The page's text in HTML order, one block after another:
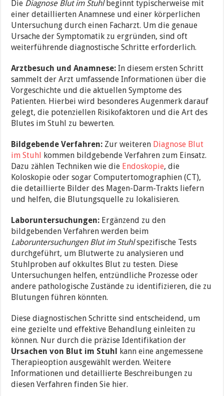
Die Diagnose Blut im Stuhlbeginnt typischerweise mit
einer detaillierten Anamnese und einer körperlichen
Untersuchung durch einen Facharzt. Um die genaue
Ursache der Symptomatik zu ergründen, sind oft
weiterführende diagnostische Schritte erforderlich.
Arztbesuch und Anamnese: In diesem ersten Schritt
sammelt der Arzt umfassende Informationen über die
Vorgeschichte und die aktuellen Symptome des
Patienten. Hierbei wird besonderes Augenmerk darauf
gelegt, die potenziellen Risikofaktoren und die Art des
Blutes im Stuhl zu bewerten.
Bildgebende Verfahren: Zur weiteren Diagnose Blut
im Stuhl kommen bildgebende Verfahren zum Einsatz.
Dazu zählen Techniken wie die Endoskopie, die
Koloskopie oder sogar Computertomographien (CT),
die detaillierte Bilder des Magen-Darm-Trakts liefern
und helfen, die Blutungsquelle zu lokalisieren.
Laboruntersuchungen: Ergänzend zu den
bildgebenden Verfahren werden beim
Laboruntersuchungen Blut im Stuhlspezifische Tests
durchgeführt, um Blutwerte zu analysieren und
Stuhlproben auf okkultes Blut zu testen. Diese
Untersuchungen helfen, entzündliche Prozesse oder
andere pathologische Zustände zu identifizieren, die zu
Blutungen führen könnten.
Diese diagnostischen Schritte sind entscheidend, um
eine gezielte und effektive Behandlung einleiten zu
können. Nur durch die präzise Identifikation der
Ursachen von Blut im Stuhl kann eine angemessene
Therapieoption ausgewählt werden. Weitere
Informationen und detaillierte Beschreibungen zu
diesen Verfahren finden Sie hier.